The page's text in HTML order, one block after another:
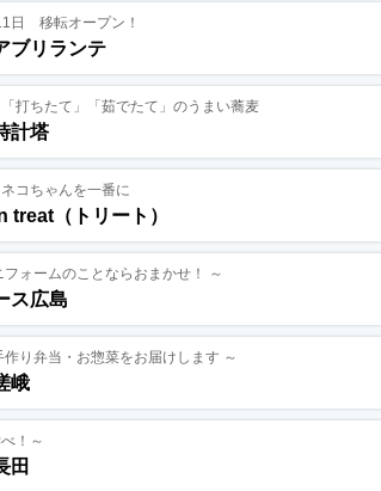
日 移転オープン！
ブリランテ
「打ちたて」「茹でたて」のうまい蕎麦
計塔
コちゃんを一番に
treat（トリート）
フォームのことならおまかせ！ ～
ス広島
作り弁当・お惣菜をお届けします ～
峨
！～
田